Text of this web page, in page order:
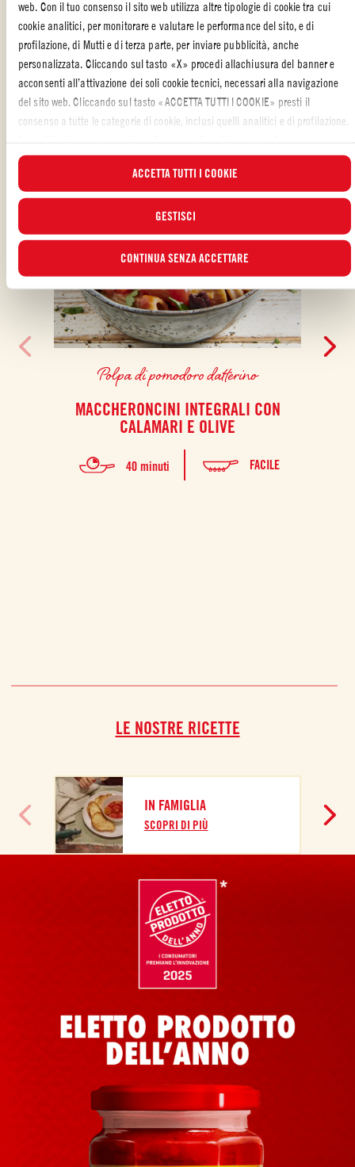
web. Con il tuo consenso il sito web utilizza altre tipologie di cookie tra cui
cookie analitici, per monitorare e valutare le performance del sito, e di
profilazione, di Mutti e di terza parte, per inviare pubblicità, anche
personalizzata. Cliccando sul tasto «X» procedi allachiusura del banner e
acconsenti all’attivazione dei soli cookie tecnici, necessari alla navigazione
del sito web. Cliccando sul tasto «ACCETTA TUTTI I COOKIE» presti il
consenso a tutte le categorie di cookie, inclusi quelli analitici e di profilazione.
visualizzare l’elenco aggiornato dei cookie attraverso il pulsante “GESTISCI”.
Per maggiori informazioni, ti invitiamo a leggere la nostra
ACCETTA TUTTI I COOKIE
GESTISCI
CONTINUA SENZA ACCETTARE
ALTRE RICETTE REALIZZATE CON
Polpa di pomodoro datterino
MACCHERONCINI INTEGRALI CON
CALAMARI E OLIVE
40 minuti FACILE
LE NOSTRE RICETTE
IN FAMIGLIA
SCOPRI DI PIÙ